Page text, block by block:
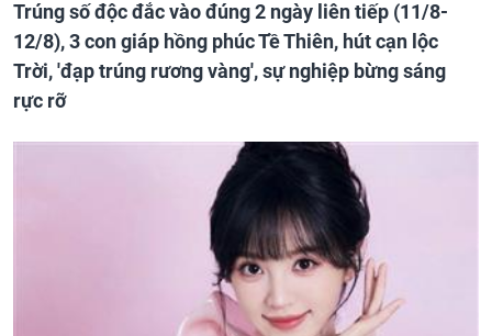
Trúng số độc đắc vào đúng 2 ngày liên tiếp (11/8-
12/8), 3 con giáp hồng phúc Tề Thiên, hút cạn lộc
Trời, 'đạp trúng rương vàng', sự nghiệp bừng sáng
rực rỡ